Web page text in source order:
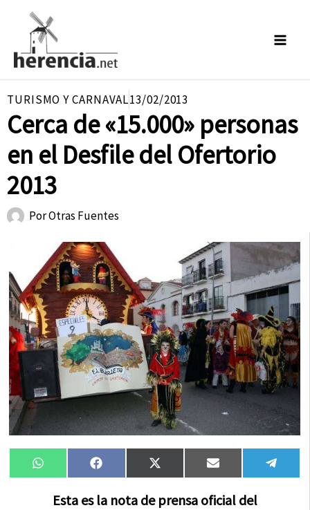
contenido
TURISMO Y CARNAVAL13/02/2013
Cerca de «15.000» personas
en el Desfile del Ofertorio
2013
PorOtras Fuentes
Compartir
en
WhatsAppCompartir
en
FacebookCompartir
en
X
(Twitter)
Compartir
en
Email
en
Esta es la nota de prensa oficial del